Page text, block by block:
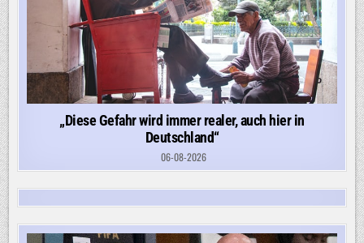
„Diese Gefahr wird immer realer, auch hier in
Deutschland“
06-08-2026